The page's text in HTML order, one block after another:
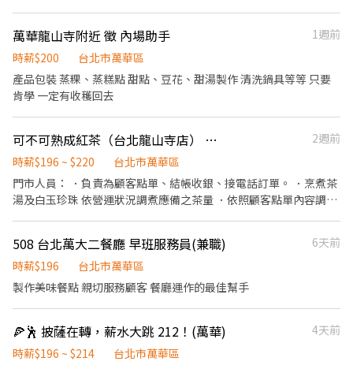
休」。 ⊚ 加班制度：加班費以15分鐘為基準。 ⊚ 員工體檢：工作滿
一年提供體檢。 ⊚ 勞健保：勞保、健保、6％勞退金。 ⊚ 提供免費
作與其他餐廳相關事務。 ．負責洗、整理各種食材。 ．負責清理工
作環境、設備和餐具。 ．飲料製作等⋯⋯
萬華龍山寺附近 徵 內場助手
1週前
時薪$200
台北市萬華區
產品包裝 蒸粿、蒸糕點 甜點、豆花、甜湯製作 清洗鍋具等等 只要
肯學 一定有收穫回去
可不可熟成紅茶（台北龍山寺店） 早晚工讀
2週前
時薪$196 ~ $220
台北市萬華區
門市人員： ．負責為顧客點單、結帳收銀、接電話訂單。 ．烹煮茶
湯及白玉珍珠 依營運狀況調煮應備之茶量 ．依照顧客點單內容調製
508 台北萬大二餐廳 早班服務員(兼職)
6天前
時薪$196
台北市萬華區
製作美味餐點 親切服務顧客 餐廳運作的最佳幫手
🍕🕺 披薩在轉，薪水大跳 212！(萬華)
4天前
時薪$196 ~ $214
台北市萬華區